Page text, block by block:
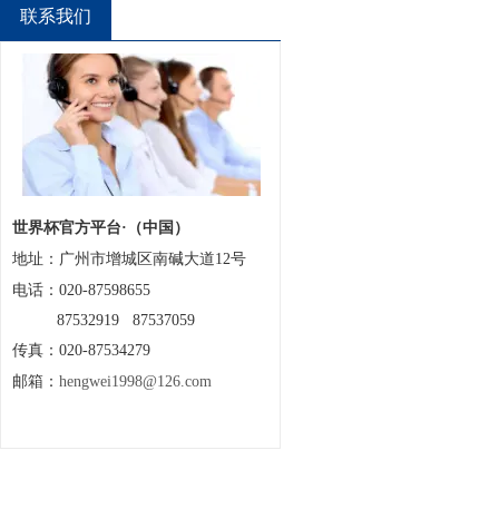
联系我们
世界杯官方平台·（中国）
地址： 广州市增城区南碱大道12号
电话：020-87598655
87532919 87537059
传真：020-87534279
邮箱： hengwei1998@126.com